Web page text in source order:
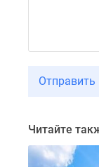
#рассрочка
скидками
Отправить
Читайте